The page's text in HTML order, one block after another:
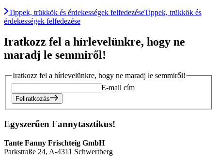
Tippek, trükkök és érdekességek felfedezéseTippek, trükkök és
érdekességek felfedezése
Iratkozz fel a hírlevelünkre, hogy ne
maradj le semmiről!
Iratkozz fel a hírlevelünkre, hogy ne maradj le semmiről!
E-mail cím
Feliratkozás
Egyszerűen Fannytasztikus!
Tante Fanny Frischteig GmbH
Parkstraße 24, A-4311 Schwertberg